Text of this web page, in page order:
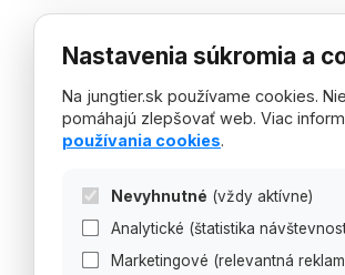
Nastavenia súkromia a
Na jungtier.sk používame cookies.
pomáhajú zlepšovať web. Viac
používania cookies.
Nevyhnutné (vždy aktívne)
Analytické (štatistika
Marketingové (relevantná
Karpatské námestie 10A 831 06
Bratislava - mestská časť Rača
IČO: 56384904
DIČ: 2122290841